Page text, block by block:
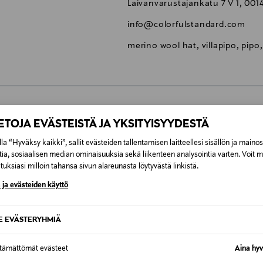
EVÄSTEISTÄ JA YKSITYISYYDESTÄ
“Hyväksy kaikki”, sallit evästeiden tallentamisen laitteellesi sisällön ja
sosiaalisen median ominaisuuksia sekä liikenteen analysointia varten. Voit
milloin tahansa sivun alareunasta löytyvästä linkistä.
ja evästeiden käyttö
EVÄSTERYHMIÄ
evästeet Aina
Laivanvarustajankatu 7 V 1,
info@colorfulstandard.com
merino wool hat, villapipo,
0,00 €
0,00 € – 4,90 €
Alk. 6,90 €, kun toimitus on
tilaukseesi. Voit palauttaa tilaamasi tuotteen 30 vuorokauden
ilmoittaa palautuksesta etukäteen.
NÄISTÄ